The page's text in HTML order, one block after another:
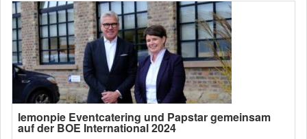
lemonpie Eventcatering und Papstar gemeinsam
auf der BOE International 2024